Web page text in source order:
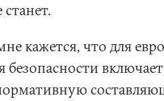
кажется, что для
безопасности